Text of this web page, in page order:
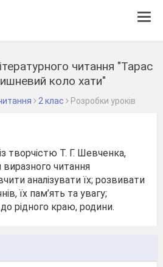
читання "Тарас
коло хати"
2 клас Розробки уроків
творчістю Т. Г. Шевченка,
читання
аналізувати їх; розвивати
їх пам’ять та увагу;
рідного краю, родини.